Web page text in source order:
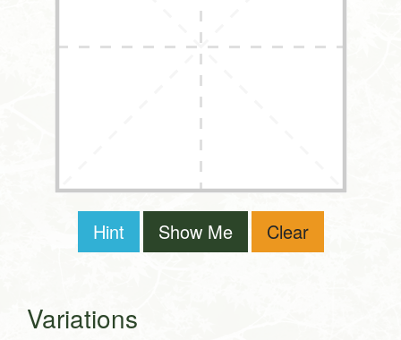
Hint Show Me Clear
Variations